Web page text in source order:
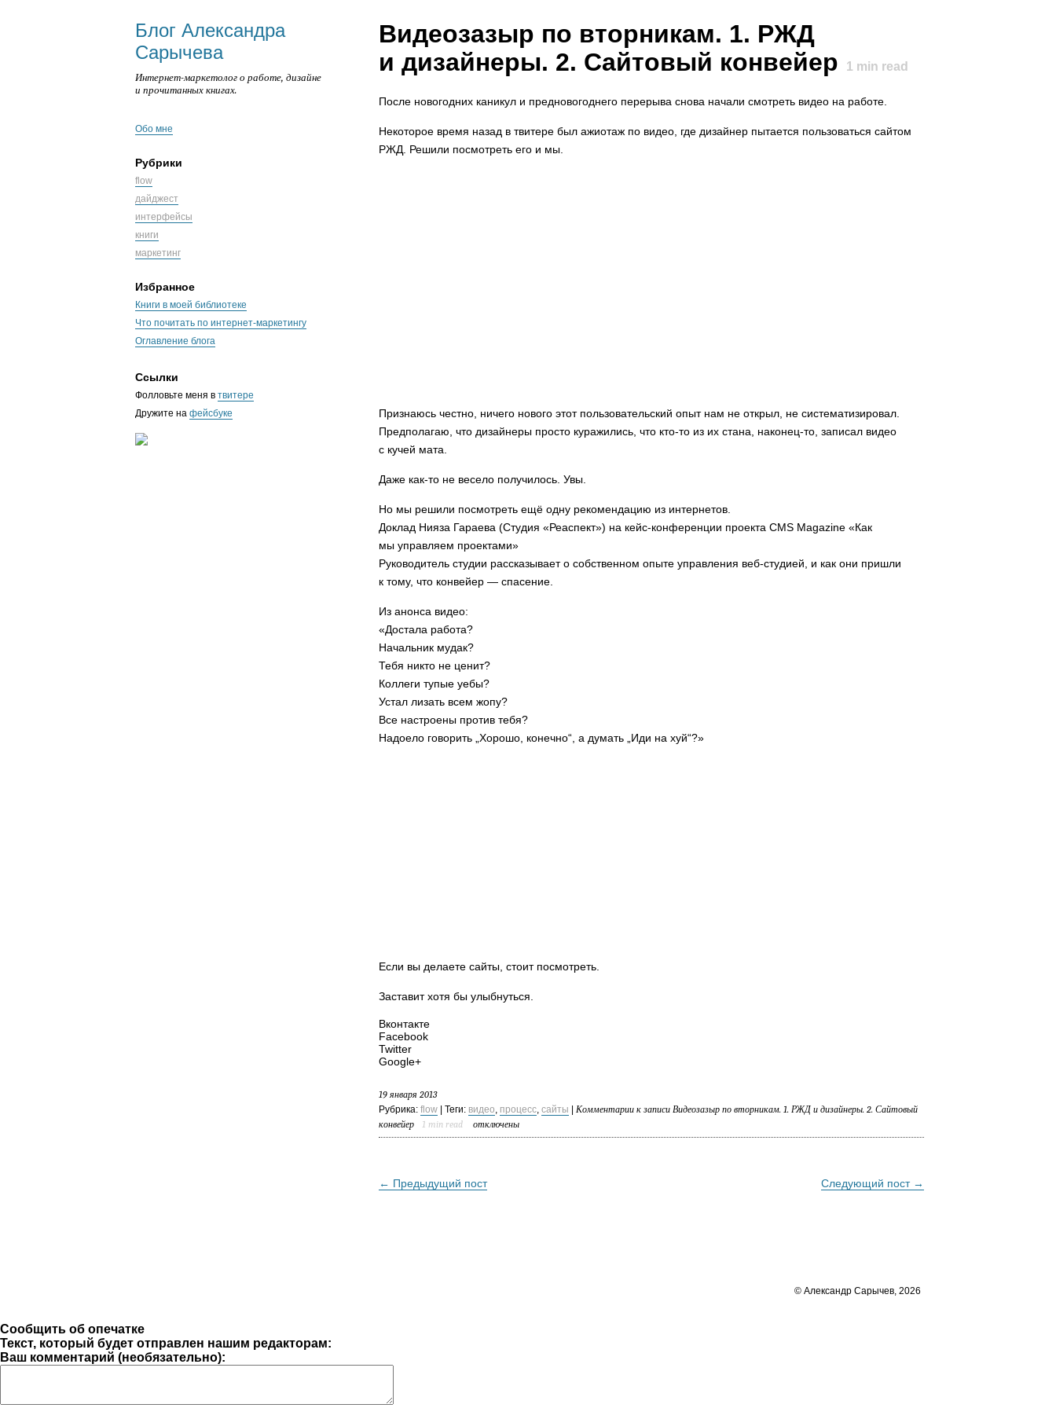
Блог Александра
Сарычева
Интернет-маркетолог о работе, дизайне
и прочитанных книгах.
Обо мне
Рубрики
flow
дайджест
интерфейсы
книги
маркетинг
Избранное
Книги в моей библиотеке
Что почитать по интернет-маркетингу
Оглавление блога
Ссылки
Фолловьте меня в твитере
Дружите на фейсбуке
Видеозазыр по вторникам. 1. РЖД
и дизайнеры. 2. Сайтовый конвейер
1 min read
После новогодних каникул и предновогоднего перерыва снова начали смотреть видео на работе.
Некоторое время назад в твитере был ажиотаж по видео, где дизайнер пытается пользоваться сайтом
РЖД. Решили посмотреть его и мы.
Признаюсь честно, ничего нового этот пользовательский опыт нам не открыл, не систематизировал.
Предполагаю, что дизайнеры просто куражились, что кто-то из их стана, наконец-то, записал видео
с кучей мата.
Даже как-то не весело получилось. Увы.
Но мы решили посмотреть ещё одну рекомендацию из интернетов.
Доклад Нияза Гараева (Студия «Реаспект») на кейс-конференции проекта CMS Magazine «Как
мы управляем проектами»
Руководитель студии рассказывает о собственном опыте управления веб-студией, и как они пришли
к тому, что конвейер — спасение.
Из анонса видео:
«Достала работа?
Начальник мудак?
Тебя никто не ценит?
Коллеги тупые уебы?
Устал лизать всем жопу?
Все настроены против тебя?
Надоело говорить „Хорошо, конечно“, а думать „Иди на хуй“?»
Если вы делаете сайты, стоит посмотреть.
Заставит хотя бы улыбнуться.
Вконтакте
Facebook
Twitter
Google+
19 января 2013
Рубрика: flow | Теги: видео, процесс, сайты Комментарии к записи Видеозазыр по вторникам. 1. РЖД и дизайнеры. 2. Сайтовый
конвейер
1 min read отключены
← Предыдущий пост Следующий пост →
© Александр Сарычев, 2026
Сообщить об опечатке
Текст, который будет отправлен нашим редакторам:
Ваш комментарий (необязательно):